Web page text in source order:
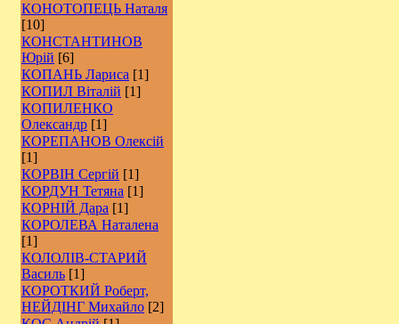
КОНОТОПЕЦЬ Наталя
[10]
КОНСТАНТИНОВ
Юрій [6]
КОПАНЬ Лариса [1]
КОПИЛ Віталій [1]
КОПИЛЕНКО
Олександр [1]
КОРЕПАНОВ Олексій
[1]
КОРВІН Сергій [1]
КОРДУН Тетяна [1]
КОРНІЙ Дара [1]
КОРОЛЕВА Наталена
[1]
КОЛОЛІВ-СТАРИЙ
Василь [1]
КОРОТКИЙ Роберт,
НЕЙДІНГ Михайло [2]